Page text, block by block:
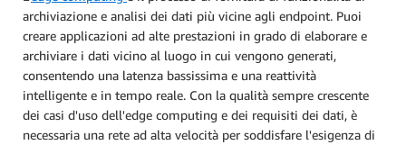
archiviazione e analisi dei dati più vicine agli endpoint. Puoi
creare applicazioni ad alte prestazioni in grado di elaborare e
archiviare i dati vicino al luogo in cui vengono generati,
consentendo una latenza bassissima e una reattività
intelligente e in tempo reale. Con la qualità sempre crescente
dei casi d'uso dell'edge computing e dei requisiti dei dati, è
necessaria una rete ad alta velocità per soddisfare l'esigenza di